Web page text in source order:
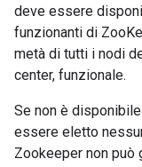
deve essere
funzionanti di
metà di tutti i nodi
center, funzionale.
Se non è
essere eletto
Zookeeper non può